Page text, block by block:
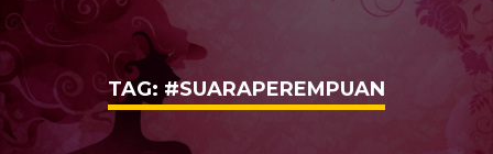
TAG: #SUARAPEREMPUAN